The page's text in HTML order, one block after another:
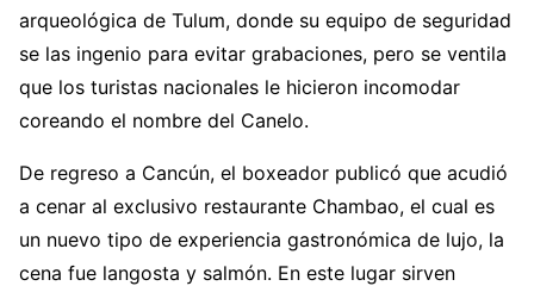
arqueológica de Tulum, donde su equipo de seguridad
se las ingenio para evitar grabaciones, pero se ventila
que los turistas nacionales le hicieron incomodar
coreando el nombre del Canelo.
De regreso a Cancún, el boxeador publicó que acudió
a cenar al exclusivo restaurante Chambao, el cual es
un nuevo tipo de experiencia gastronómica de lujo, la
cena fue langosta y salmón. En este lugar sirven